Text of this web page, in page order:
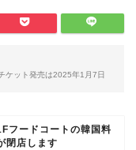
ケット発売は2025年1月7日
フードコートの韓国料
閉店します